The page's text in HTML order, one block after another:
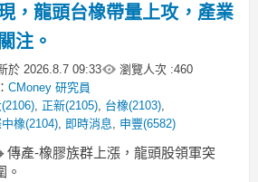
，龍頭台橡帶量上攻，產業
注。
於 2026.8.7 09:33 瀏覽人次 :460
CMoney 研究員
, 正新(2105), 台橡(2103),
中橡(2104), 即時消息, 申豐(6582)
傳產-橡膠族群上漲，龍頭股領軍突
。